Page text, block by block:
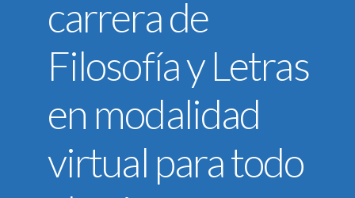
Investigación
Departamento de Pastoral
U.C.B. Internacional
Reglamentos
U.C.B. Workspace
SIIAN
carrera de
Filosofía y Letras
en modalidad
virtual para todo